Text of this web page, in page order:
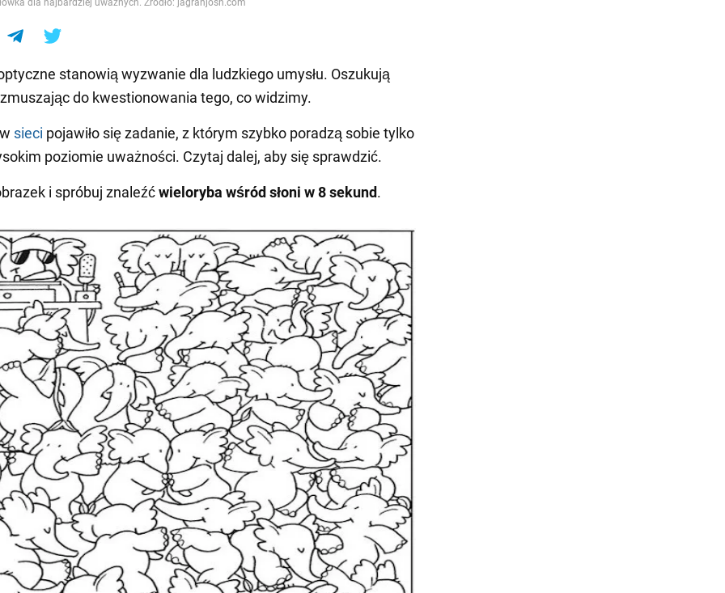
dla najbardziej uważnych. Źródło: jagranjosh.com
stanowią wyzwanie dla ludzkiego umysłu. Oszukują
do kwestionowania tego, co widzimy.
sieci pojawiło się zadanie, z którym szybko poradzą sobie tylko
poziomie uważności. Czytaj dalej, aby się sprawdzić.
i spróbuj znaleźćwieloryba wśród słoni w 8 sekund.